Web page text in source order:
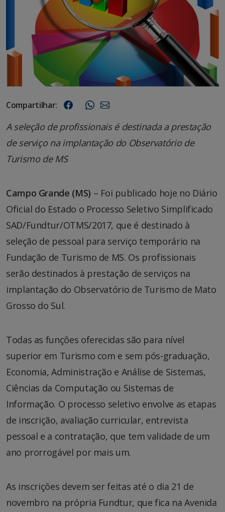
Compartilhar:
A seleção de profissionais é destinada a prestação
de serviço na implantação do Observatório de
Turismo de MS
Campo Grande (MS) – Foi publicado hoje no Diário
Oficial do Estado o Processo Seletivo Simplificado
SAD/Fundtur/OTMS/2017, que é destinado à
seleção de pessoal para serviço temporário na
Fundação de Turismo de MS. Os profissionais
serão destinados à prestação de serviços na
implantação do Observatório de Turismo de Mato
Grosso do Sul.
Todas as funções oferecidas são para nível
superior em Turismo com e sem pós-graduação,
Economia, Administração e Análise de Sistemas,
Ciências da Computação ou Sistemas de
Informação. O processo seletivo envolve as etapas
de inscrição, avaliação curricular, entrevista
pessoal e a contratação, que tem validade de um
ano prorrogável por mais um.
As inscrições devem ser feitas até o dia 21 de
novembro na própria Fundtur, que fica na Avenida